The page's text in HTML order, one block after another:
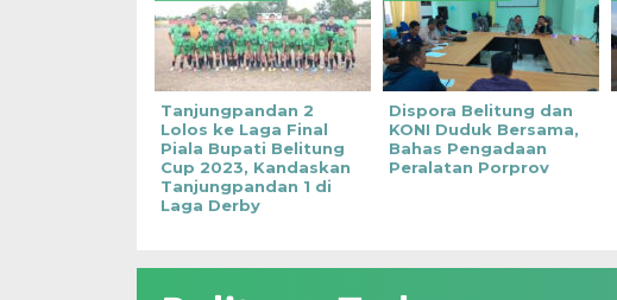
Tanjungpandan 2
Lolos ke Laga Final
Piala Bupati Belitung
Cup 2023, Kandaskan
Tanjungpandan 1 di
Laga Derby
Dispora Belitung dan
KONI Duduk Bersama,
Bahas Pengadaan
Peralatan Porprov